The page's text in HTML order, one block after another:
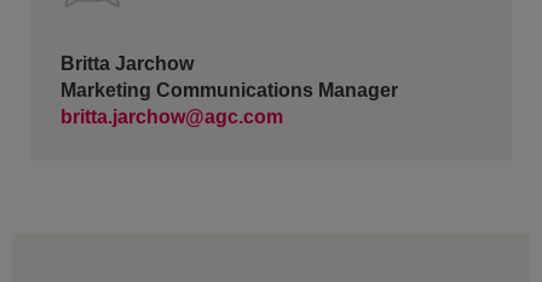
Britta Jarchow
Marketing Communications Manager
britta.jarchow@agc.com